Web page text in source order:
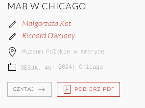
MAB W CHICAGO
Małgorzata Kot
Richard Owsiany
Muzeum Polskie w Ameryce
SESJA: 46 | 2024| Chicago
CZYTAJ POBIERZ PDF